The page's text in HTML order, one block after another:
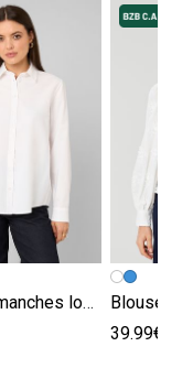
Chemise manches longues
Blouse
39.99€